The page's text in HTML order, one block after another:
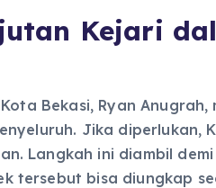
Kejari
Bekasi, Ryan
Jika diperlukan,
Langkah ini diambil
tersebut bisa diungkap